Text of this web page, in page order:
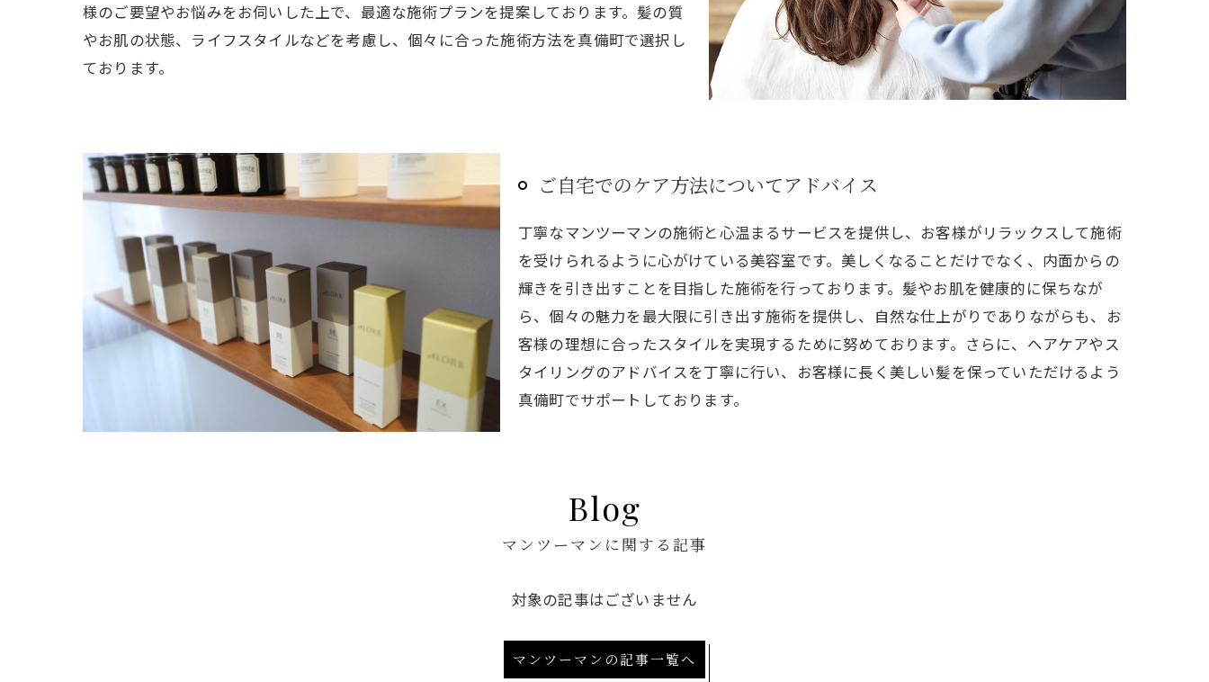
様のご要望やお悩みをお伺いした上で、最適な施術プランを提案しております。髪の質
やお肌の状態、ライフスタイルなどを考慮し、個々に合った施術方法を真備町で選択し
ております。
ご自宅でのケア方法についてアドバイス
丁寧なマンツーマンの施術と心温まるサービスを提供し、お客様がリラックスして施術
を受けられるように心がけている美容室です。美しくなることだけでなく、内面からの
輝きを引き出すことを目指した施術を行っております。髪やお肌を健康的に保ちなが
ら、個々の魅力を最大限に引き出す施術を提供し、自然な仕上がりでありながらも、お
客様の理想に合ったスタイルを実現するために努めております。さらに、ヘアケアやス
タイリングのアドバイスを丁寧に行い、お客様に長く美しい髪を保っていただけるよう
真備町でサポートしております。
Blog
マンツーマンに関する記事
対象の記事はございません
マンツーマンの記事一覧へ